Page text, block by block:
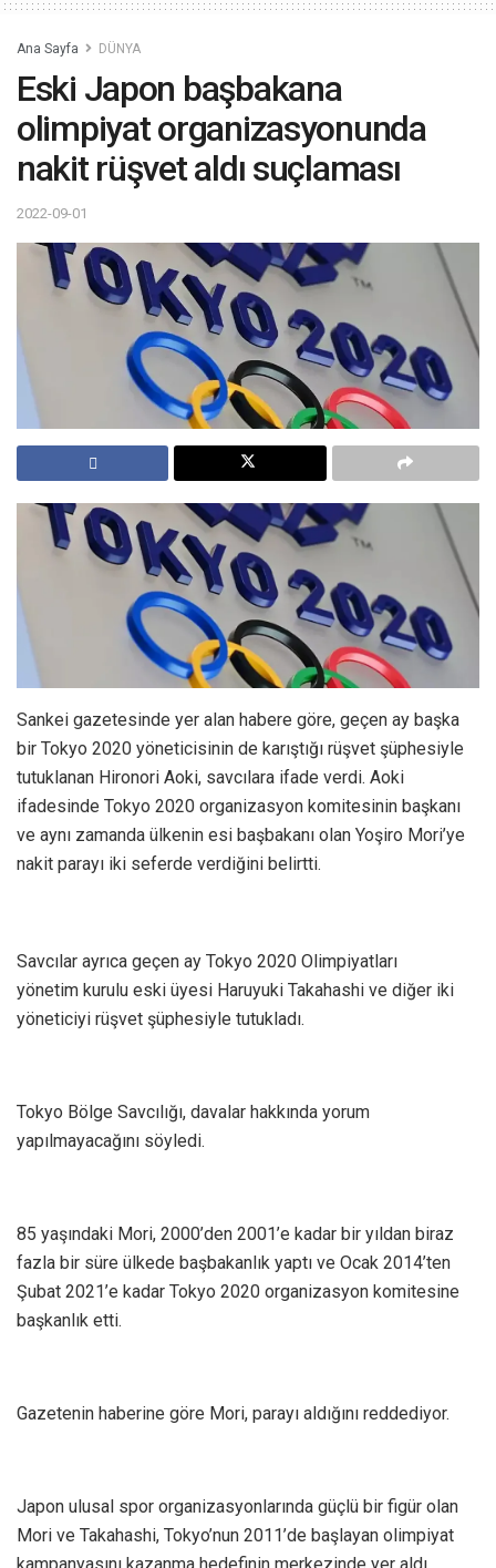
Ana Sayfa DÜNYA
Eski Japon başbakana
olimpiyat organizasyonunda
nakit rüşvet aldı suçlaması
2022-09-01
Sankei gazetesinde yer alan habere göre, geçen ay başka
bir Tokyo 2020 yöneticisinin de karıştığı rüşvet şüphesiyle
tutuklanan Hironori Aoki, savcılara ifade verdi. Aoki
ifadesinde Tokyo 2020 organizasyon komitesinin başkanı
ve aynı zamanda ülkenin esi başbakanı olan Yoşiro Mori’ye
nakit parayı iki seferde verdiğini belirtti.
Savcılar ayrıca geçen ay Tokyo 2020 Olimpiyatları
yönetim kurulu eski üyesi Haruyuki Takahashi ve diğer iki
yöneticiyi rüşvet şüphesiyle tutukladı.
Tokyo Bölge Savcılığı, davalar hakkında yorum
yapılmayacağını söyledi.
85 yaşındaki Mori, 2000’den 2001’e kadar bir yıldan biraz
fazla bir süre ülkede başbakanlık yaptı ve Ocak 2014’ten
Şubat 2021’e kadar Tokyo 2020 organizasyon komitesine
başkanlık etti.
Gazetenin haberine göre Mori, parayı aldığını reddediyor.
Japon ulusal spor organizasyonlarında güçlü bir figür olan
Mori ve Takahashi, Tokyo’nun 2011’de başlayan olimpiyat